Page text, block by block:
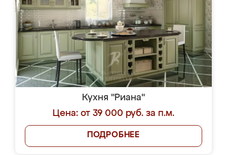
Кухня "Риана"
Цена: от 39 000 руб. за п.м.
ПОДРОБНЕЕ